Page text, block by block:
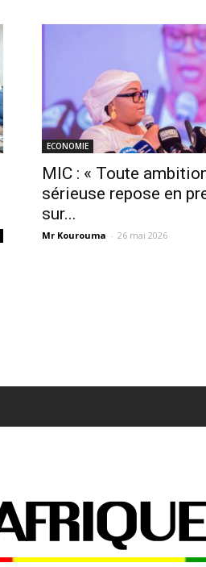
ECONOMIE
MIC : « Toute
sérieuse repose en
sur...
Mr Kourouma - 26 mai 2026